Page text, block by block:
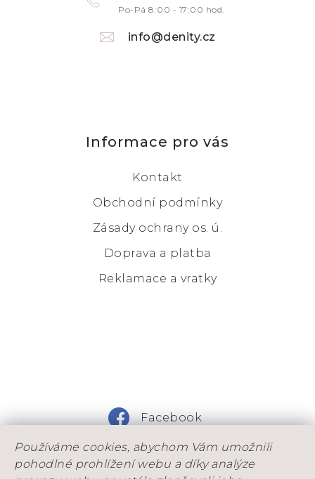
Používáme cookies, abychom Vám umožnili
pohodlné prohlížení webu a díky analýze
Po-Pá 8:00 - 17:00 hod.
info@denity.cz
Informace pro vás
Kontakt
Obchodní podmínky
Zásady ochrany os. ú.
Doprava a platba
Reklamace a vratky
Facebook
Instagram